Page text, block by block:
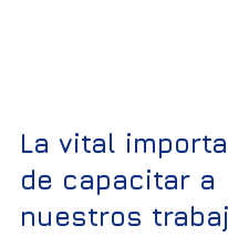
La vital
de capacitar a
nuestros